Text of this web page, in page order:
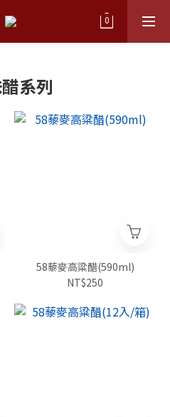
系列
58藜麥高粱醋(590ml)
NT$250